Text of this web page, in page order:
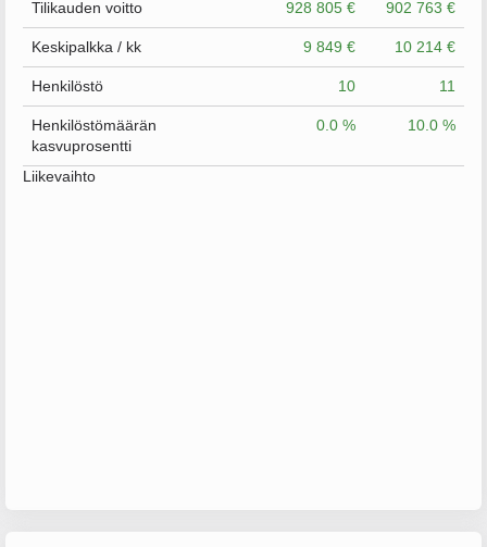
Tilikauden voitto 928 805 € 902 763 €
Keskipalkka / kk 9 849 € 10 214 €
Henkilöstö 10 11
Henkilöstömäärän
kasvuprosentti
0.0 % 10.0 %
Liikevaihto